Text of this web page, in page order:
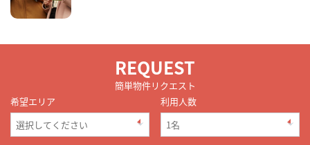
REQUEST
簡単物件リクエスト
希望エリア
利用人数